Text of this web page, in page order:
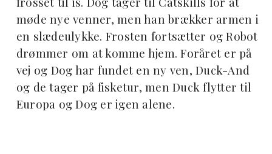
møde nye venner, men han brækker armen i
en slædeulykke. Frosten fortsætter og Robot
drømmer om at komme hjem. Foråret er på
vej og Dog har fundet en ny ven, Duck-And
og de tager på fisketur, men Duck flytter til
Europa og Dog er igen alene.